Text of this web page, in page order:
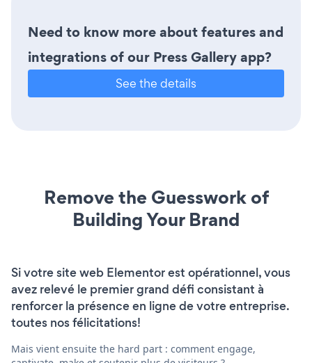
Need to know more about features and
integrations of our Press Gallery app?
See the details
Remove the Guesswork of
Building Your Brand
Si votre site web Elementor est opérationnel, vous
avez relevé le premier grand défi consistant à
renforcer la présence en ligne de votre entreprise.
toutes nos félicitations!
Mais vient ensuite the hard part : comment engage,